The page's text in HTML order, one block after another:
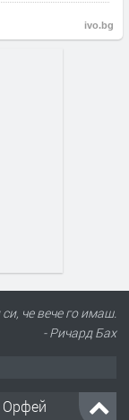
ivo.bg
че вече го имаш.
- Ричард Бах
Орфей